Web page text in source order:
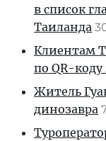
в список
Таиланда
Клиентам
по QR-
Житель
динозавра